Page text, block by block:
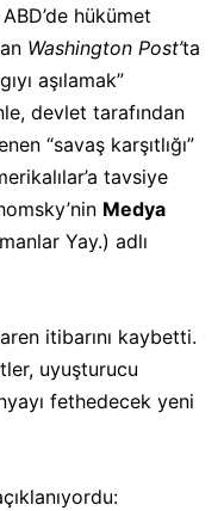
hükümet
Washington Post’ta
aşılamak”
devlet tarafından
“savaş karşıtlığı”
tavsiye
Medya
Yay.) adlı
itibarını kaybetti.
uyuşturucu
fethedecek yeni